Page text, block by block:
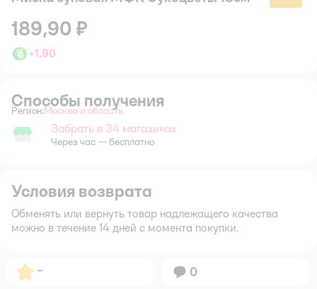
189,90 ₽
+1,90
Способы получения
Регион: Выбор адреса доставки.
Москва и область
Забрать в магазине
Забрать в 34 магазинах
Через час — бесплатно
Условия возврата
Обменять или вернуть товар надлежащего качества
можно в течение 14 дней с момента покупки.
Рейтинг:
– Вопросов:
0